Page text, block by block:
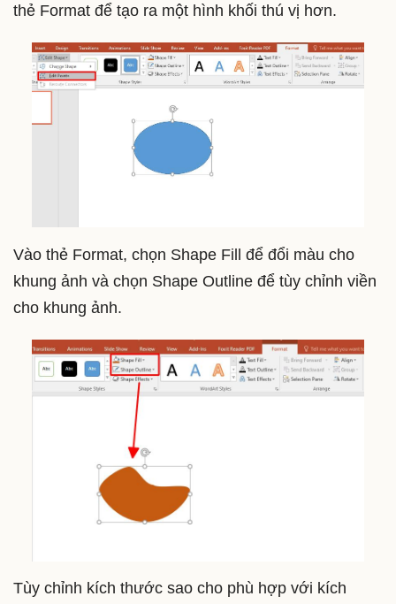
thẻ Format để tạo ra một hình khối thú vị hơn.
Vào thẻ Format, chọn Shape Fill để đổi màu cho
khung ảnh và chọn Shape Outline để tùy chỉnh viền
cho khung ảnh.
Tùy chỉnh kích thước sao cho phù hợp với kích